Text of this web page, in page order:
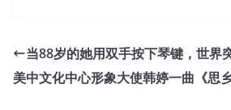
当88岁的她用双手按下琴键，世界
美中文化中心形象大使韩婷一曲《思